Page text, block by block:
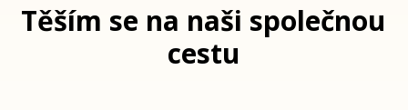
Těším se na naši společnou
cestu